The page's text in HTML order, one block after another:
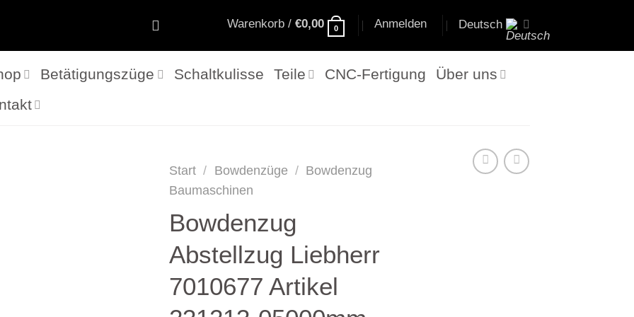
Warenkorb /€0,00 0 Anmelden Deutsch
Betätigungszüge Schaltkulisse Teile CNC-Fertigung
Über uns
Start / Bowdenzüge / Bowdenzug
Baumaschinen
Bowdenzug
Abstellzug Liebherr
7010677 Artikel